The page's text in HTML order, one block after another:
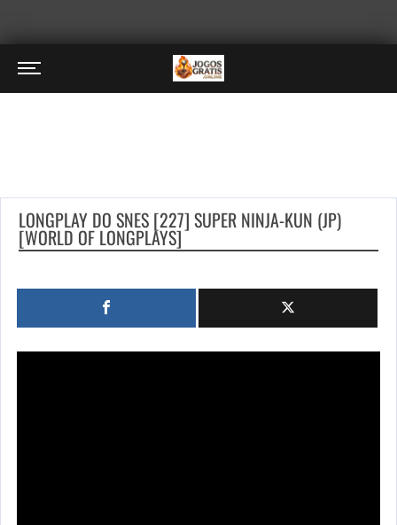
LONGPLAY DO SNES [227] SUPER NINJA-KUN (JP)
[WORLD OF LONGPLAYS]